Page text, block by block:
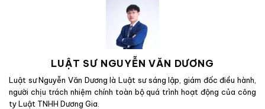
LUẬT SƯ NGUYỄN VĂN DƯƠNG
Luật sư Nguyễn Văn Dương là Luật sư sáng lập, giám đốc điều hành,
người chịu trách nhiệm chính toàn bộ quá trình hoạt động của công
ty Luật TNHH Dương Gia.